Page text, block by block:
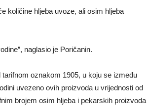
količine hljeba uvoze, ali osim hljeba
naglasio je Poričanin.
oznakom 1905, u koju se između
uvezeno ovih proizvoda u vrijednosti od
brojem osim hljeba i pekarskih proizvoda